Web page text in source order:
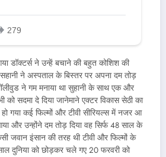
डॉक्टर्स ने उन्हें बचाने की बहुत कोशिश की
ने अस्पताल के बिस्तर पर अपना दम तोड़
ने गम मनाया था सुहानी के साथ एक और
सदमा दे दिया जानेमाने एक्टर विकास सेठी का
गया कई फिल्मों और टीवी सीरियल्स में नजर आ
और उन्होंने दम तोड़ दिया वह सिर्फ 48 साल के
जवान इंसान की तरह थी टीवी और फिल्मों के
दुनिया को छोड़कर चले गए 20 फरवरी को